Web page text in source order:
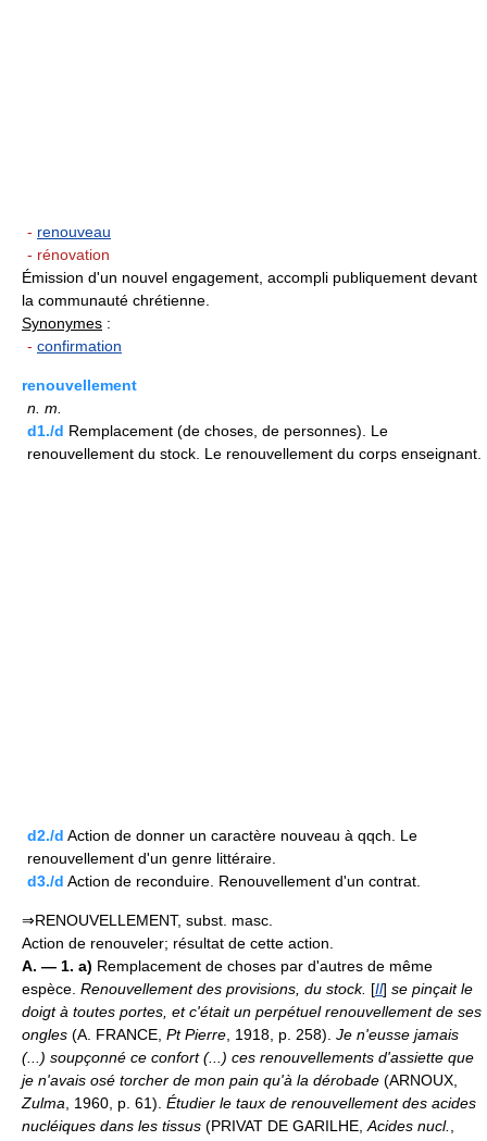
- renouveau
- rénovation
Émission d'un nouvel engagement, accompli publiquement devant
la communauté chrétienne.
Synonymes :
- confirmation
renouvellement
n. m.
d1./d Remplacement (de choses, de personnes). Le
renouvellement du stock. Le renouvellement du corps enseignant.
d2./d Action de donner un caractère nouveau à qqch. Le
renouvellement d'un genre littéraire.
d3./d Action de reconduire. Renouvellement d'un contrat.
⇒RENOUVELLEMENT, subst. masc.
Action de renouveler; résultat de cette action.
A. — 1. a) Remplacement de choses par d'autres de même
espèce. Renouvellement des provisions, du stock. [Il] se pinçait le
doigt à toutes portes, et c'était un perpétuel renouvellement de ses
ongles (A. FRANCE, Pt Pierre, 1918, p. 258). Je n'eusse jamais
(...) soupçonné ce confort (...) ces renouvellements d'assiette que
je n'avais osé torcher de mon pain qu'à la dérobade (ARNOUX,
Zulma, 1960, p. 61). Étudier le taux de renouvellement des acides
nucléiques dans les tissus (PRIVAT DE GARILHE,Acides nucl.,